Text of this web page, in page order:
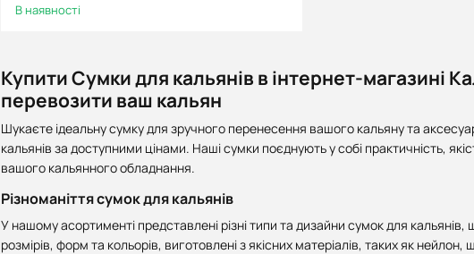
Купити Сумки для кальянів в інтернет-магазині
перевозити ваш кальян
Шукаєте ідеальну сумку для зручного перенесення вашого кальяну та
кальянів за доступними цінами. Наші сумки поєднують у собі практичність,
вашого кальянного обладнання.
Різноманіття сумок для кальянів
У нашому асортименті представлені різні типи та дизайни сумок для
розмірів, форм та кольорів, виготовлені з якісних матеріалів, таких як
В наявності